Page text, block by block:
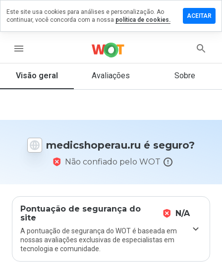
menu
Visão geral Avaliações Sobre
medicshoperau.ru é seguro?
Não confiado pelo WOT
Pontuação de segurança do
site
N/A
A pontuação de segurança do WOT é baseada em
nossas avaliações exclusivas de especialistas em
tecnologia e comunidade.
em
De 1
nota
Este site usa cookies para análises e personalização. Ao
continuar, você concorda com a nossa política de cookies.
ACEITAR